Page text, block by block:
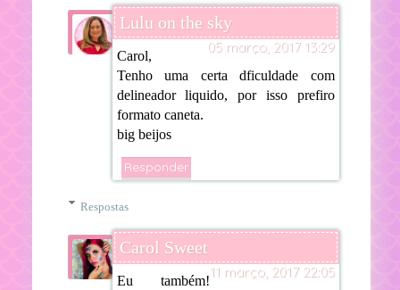
Lulu on the sky
05 março, 2017 13:29
Carol,
Tenho uma certa dficuldade com
delineador liquido, por isso prefiro
formato caneta.
big beijos
Responder
Respostas
Carol Sweet
11 março, 2017 22:05
Eu também!